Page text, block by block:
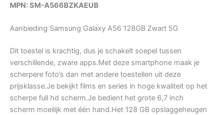
MPN: SM-A566BZKAEUB
Aanbieding Samsung Galaxy A56 128GB Zwart 5G
Dit toestel is krachtig, dus je schakelt soepel tussen
verschillende, zware apps.Met deze smartphone maak je
scherpere foto’s dan met andere toestellen uit deze
prijsklasse.Je bekijkt films en series in hoge kwaliteit op het
scherpe full hd scherm.Je bedient het grote 6,7 inch
scherm moeilijk met één hand.Het 128 GB opslaggeheugen